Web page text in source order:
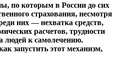
по которым в России до сих
страхования, несмотря
них — нехватка средств,
расчетов, трудности
людей к самолечению.
запустить этот механизм,